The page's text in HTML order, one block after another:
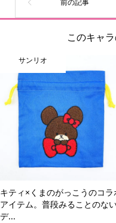
このキャ
サンリオ
キティ×くまのがっこうのコラ
アイテム。普段みることのな
デ...